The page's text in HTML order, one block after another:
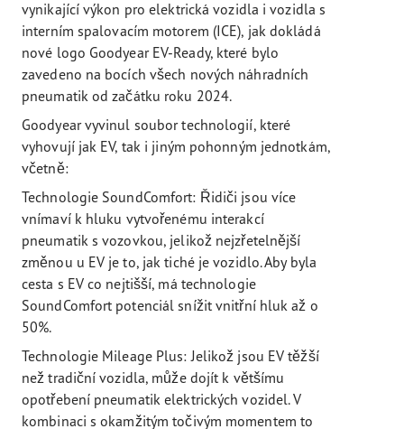
vynikající výkon pro elektrická vozidla i vozidla s
interním spalovacím motorem (ICE), jak dokládá
nové logo Goodyear EV-Ready, které bylo
zavedeno na bocích všech nových náhradních
pneumatik od začátku roku 2024.
Goodyear vyvinul soubor technologií, které
vyhovují jak EV, tak i jiným pohonným jednotkám,
včetně:
Technologie SoundComfort: Řidiči jsou více
vnímaví k hluku vytvořenému interakcí
pneumatik s vozovkou, jelikož nejzřetelnější
změnou u EV je to, jak tiché je vozidlo. Aby byla
cesta s EV co nejtišší, má technologie
SoundComfort potenciál snížit vnitřní hluk až o
50%.
Technologie Mileage Plus: Jelikož jsou EV těžší
než tradiční vozidla, může dojít k většímu
opotřebení pneumatik elektrických vozidel. V
kombinaci s okamžitým točivým momentem to